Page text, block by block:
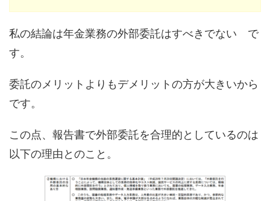
私の結論は年金業務の外部委託はすべきでない で
す。
委託のメリットよりもデメリットの方が大きいから
です。
この点、報告書で外部委託を合理的としているのは
以下の理由とのこと。